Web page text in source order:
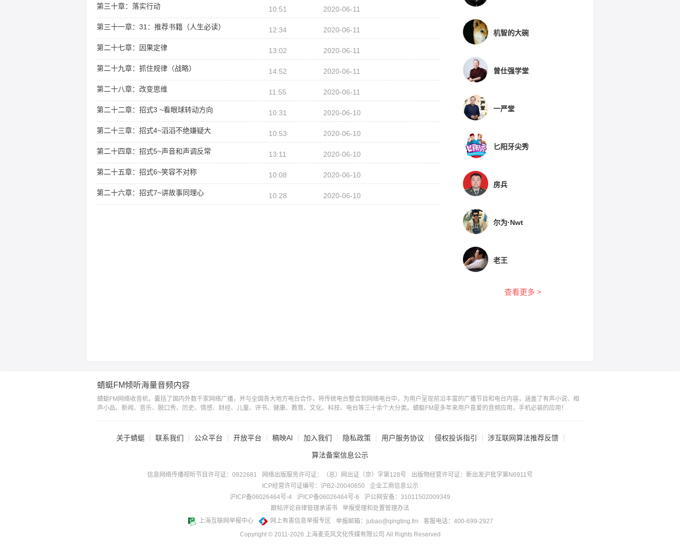
梳理你的逻辑关系、了解
第三十章：落实行动 10:51 2020-06-11
第三十一章：31：推荐书籍（人生必读） 12:34 2020-06-11
第二十七章：因果定律 13:02 2020-06-11
第二十九章：抓住规律（战略） 14:52 2020-06-11
第二十八章：改变思维 11:55 2020-06-11
第二十二章：招式3 ~看眼球转动方向 10:31 2020-06-10
第二十三章：招式4~滔滔不绝嫌疑大 10:53 2020-06-10
第二十四章：招式5~声音和声调反常 13:11 2020-06-10
第二十五章：招式6~笑容不对称 10:08 2020-06-10
第二十六章：招式7~讲故事同理心 10:28 2020-06-10
机智的大碗
曾仕强学堂
一严堂
匕阳牙尖秀
房兵
尔为·Nwt
老王
查看更多 >
蜻蜓FM倾听海量音频内容
蜻蜓FM网络收音机，囊括了国内外数千家网络广播，并与全国各大地方电台合作，将传统电台整合到网络电台中，为用户呈现前沿丰富的广播节目和电台内容，涵盖了有声小说、相
声小品、新闻、音乐、脱口秀、历史、情感、财经、儿童、评书、健康、教育、文化、科技、电台等三十余个大分类。蜻蜓FM是多年来用户喜爱的音频应用，手机必装的应用！
关于蜻蜓 联系我们 公众平台 开放平台 稿映AI 加入我们 隐私政策 用户服务协议 侵权投诉指引 涉互联网算法推荐反馈
算法备案信息公示
信息网络传播视听节目许可证：0922681 网络出版服务许可证：（总）网出证（京）字第128号
出版物经营许可证：新出发沪批字第N6911号
ICP经营许可证编号：沪B2-20040650
企业工商信息公示
沪ICP备06026464号-4
沪ICP备06026464号-6
沪公网安备：31011502009349
跟帖评论自律管理承诺书
举报受理和处置管理办法
上海互联网举报中心
网上有害信息举报专区 举报邮箱：jubao@qingting.fm
客服电话：400-699-2927
Copyright © 2011-2026 上海麦克风文化传媒有限公司 All Rights Reserved